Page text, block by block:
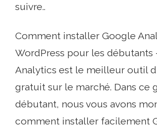
suivre..
Comment installer Google
WordPress pour les débutants
Analytics est le meilleur outil
gratuit sur le marché. Dans ce
débutant, nous vous avons
comment installer facilement